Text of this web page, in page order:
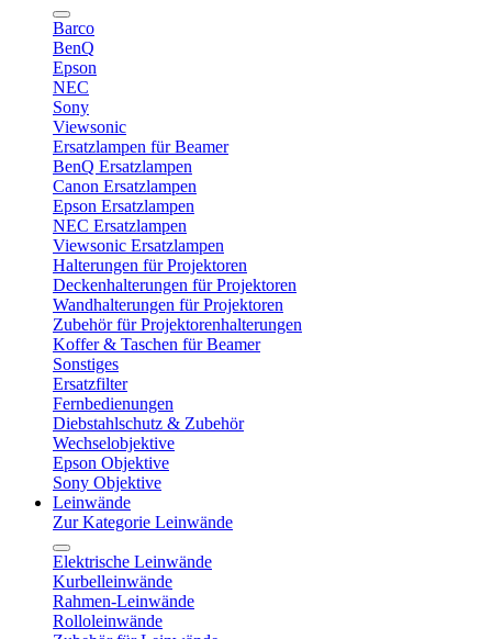
Barco
BenQ
Epson
NEC
Sony
Viewsonic
Ersatzlampen für Beamer
BenQ Ersatzlampen
Canon Ersatzlampen
Epson Ersatzlampen
NEC Ersatzlampen
Viewsonic Ersatzlampen
Halterungen für Projektoren
Deckenhalterungen für Projektoren
Wandhalterungen für Projektoren
Zubehör für Projektorenhalterungen
Koffer & Taschen für Beamer
Sonstiges
Ersatzfilter
Fernbedienungen
Diebstahlschutz & Zubehör
Wechselobjektive
Epson Objektive
Sony Objektive
Leinwände
Zur Kategorie Leinwände
Elektrische Leinwände
Kurbelleinwände
Rahmen-Leinwände
Rolloleinwände